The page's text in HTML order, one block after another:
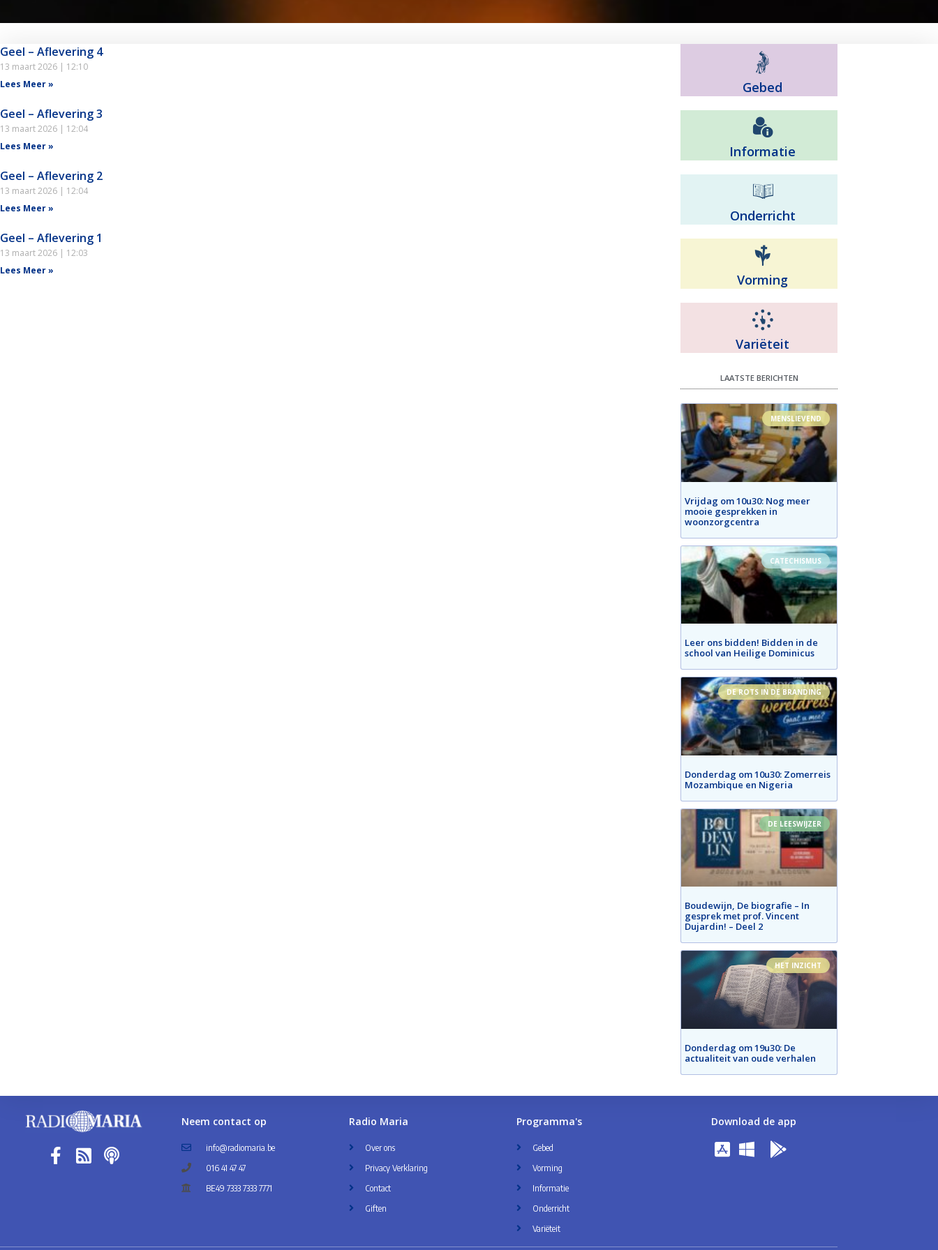
Geel – Aflevering 4
13 maart 2026
12:10
Lees Meer »
Geel – Aflevering 3
13 maart 2026
12:04
Lees Meer »
Geel – Aflevering 2
13 maart 2026
12:04
Lees Meer »
Geel – Aflevering 1
13 maart 2026
12:03
Lees Meer »
Gebed
Informatie
Onderricht
Vorming
Variëteit
LAATSTE BERICHTEN
MENSLIEVEND
Vrijdag om 10u30: Nog meer
mooie gesprekken in
woonzorgcentra
CATECHISMUS
Leer ons bidden! Bidden in de
school van Heilige Dominicus
DE ROTS IN DE BRANDING
Donderdag om 10u30: Zomerreis
Mozambique en Nigeria
DE LEESWIJZER
Boudewijn, De biografie – In
gesprek met prof. Vincent
Dujardin! – Deel 2
HET INZICHT
Donderdag om 19u30: De
actualiteit van oude verhalen
Neem contact op
info@radiomaria.be
016 41 47 47
BE49 7333 7333 7771
Radio Maria
Over ons
Privacy Verklaring
Contact
Giften
Programma's
Gebed
Vorming
Informatie
Onderricht
Variëteit
Download de app